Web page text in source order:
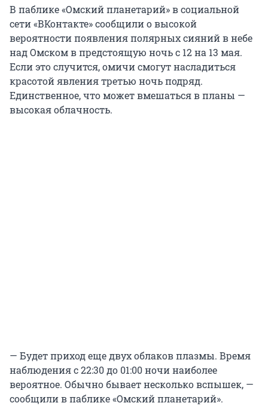
В паблике «Омский планетарий» в социальной
сети «ВКонтакте» сообщили о высокой
вероятности появления полярных сияний в небе
над Омском в предстоящую ночь с 12 на 13 мая.
Если это случится, омичи смогут насладиться
красотой явления третью ночь подряд.
Единственное, что может вмешаться в планы —
высокая облачность.
— Будет приход еще двух облаков плазмы. Время
наблюдения с 22:30 до 01:00 ночи наиболее
вероятное. Обычно бывает несколько вспышек, —
сообщили в паблике «Омский планетарий».